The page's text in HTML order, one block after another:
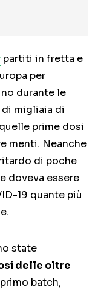
partiti in fretta e
per
durante le
migliaia di
prime dosi
menti. Neanche
di poche
doveva essere
19 quante più
state
delle oltre
batch,